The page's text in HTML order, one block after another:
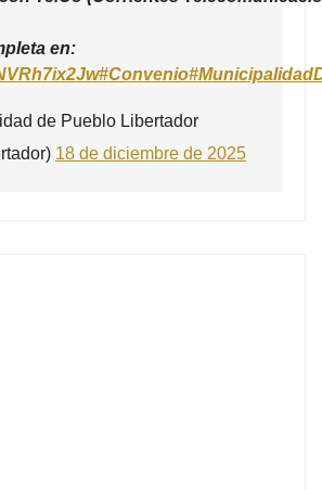
en:
#Convenio
de Pueblo Libertador
18 de diciembre de 2025